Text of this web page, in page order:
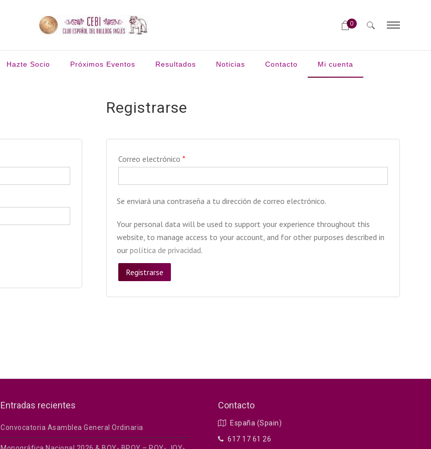
0
Hazte Socio Próximos Eventos Resultados Noticias Contacto Mi cuenta
Registrarse
Correo electrónico*
Se enviará una contraseña a tu dirección de correo electrónico.
Your personal data will be used to support your experience throughout this
website, to manage access to your account, and for other purposes described in
ourpolítica de privacidad.
Registrarse
Entradas recientes
Convocatoria Asamblea General Ordinaria
Contacto
España (Spain)
617 17 61 26